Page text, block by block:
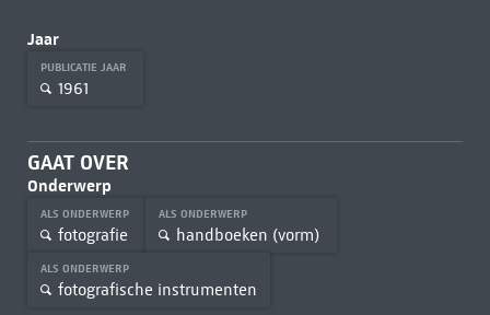
Jaar
PUBLICATIE JAAR
1961
GAAT OVER
Onderwerp
ALS ONDERWERP
fotografie
ALS ONDERWERP
handboeken (vorm)
ALS ONDERWERP
fotografische instrumenten